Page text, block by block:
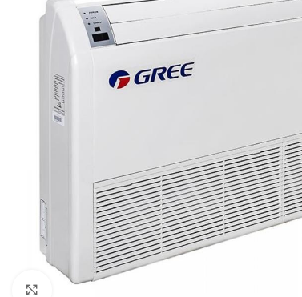
Click to enlarge